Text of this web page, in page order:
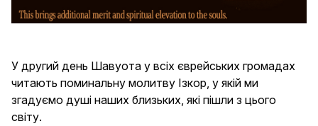
У другий день Шавуота у всіх єврейських громадах
читають поминальну молитву Ізкор, у якій ми
згадуємо душі наших близьких, які пішли з цього
світу.